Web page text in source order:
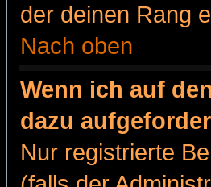
der deinen Rang
Nach oben
Wenn ich auf
dazu
Nur registrierte